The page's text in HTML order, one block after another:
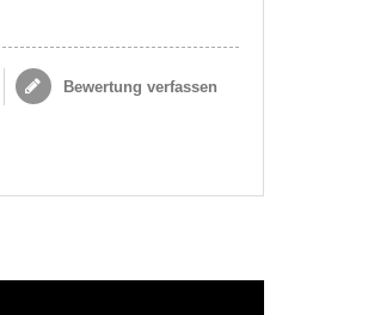
Bewertung verfassen